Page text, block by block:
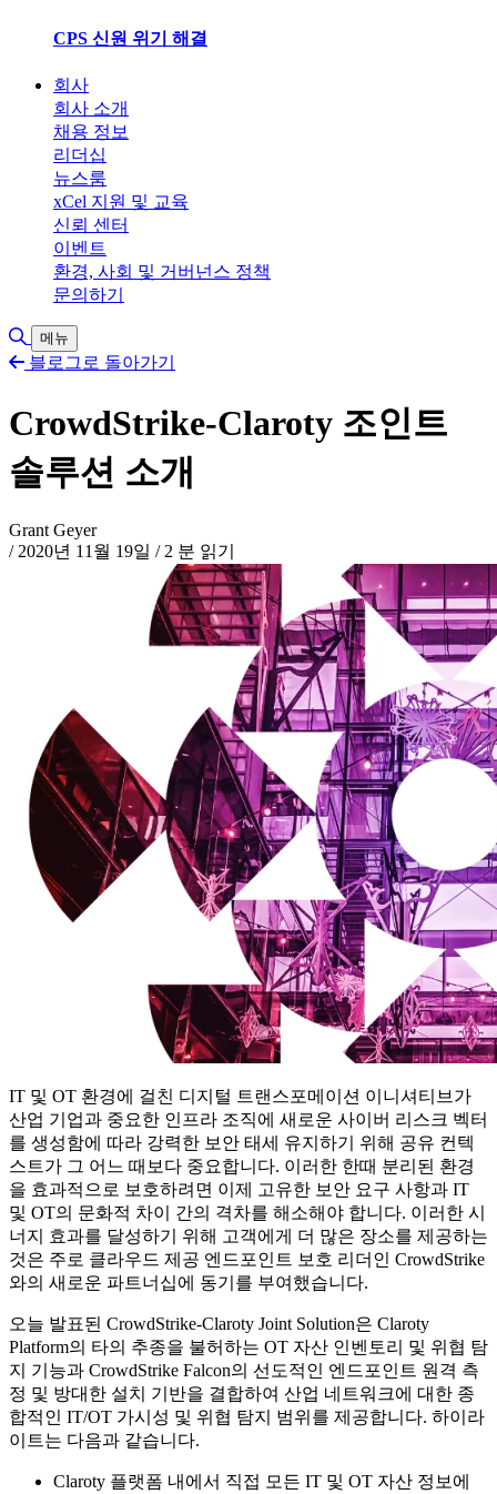
CPS 신원 위기 해결
회사
회사 소개
채용 정보
리더십
뉴스룸
xCel 지원 및 교육
신뢰 센터
이벤트
환경, 사회 및 거버넌스 정책
문의하기
검색 토글
메뉴
블로그로 돌아가기
CrowdStrike-Claroty 조인트
솔루션 소개
Grant Geyer
/ 2020년 11월 19일 /2 분 읽기
IT 및 OT 환경에 걸친 디지털 트랜스포메이션 이니셔티브가
산업 기업과 중요한 인프라 조직에 새로운 사이버 리스크 벡터
를 생성함에 따라 강력한 보안 태세 유지하기 위해 공유 컨텍
스트가 그 어느 때보다 중요합니다. 이러한 한때 분리된 환경
을 효과적으로 보호하려면 이제 고유한 보안 요구 사항과 IT
및 OT의 문화적 차이 간의 격차를 해소해야 합니다. 이러한 시
너지 효과를 달성하기 위해 고객에게 더 많은 장소를 제공하는
것은 주로 클라우드 제공 엔드포인트 보호 리더인 CrowdStrike
와의 새로운 파트너십에 동기를 부여했습니다.
오늘 발표된 CrowdStrike-Claroty Joint Solution은 Claroty
Platform의 타의 추종을 불허하는 OT 자산 인벤토리 및 위협 탐
지 기능과 CrowdStrike Falcon의 선도적인 엔드포인트 원격 측
정 및 방대한 설치 기반을 결합하여 산업 네트워크에 대한 종
합적인 IT/OT 가시성 및 위협 탐지 범위를 제공합니다. 하이라
이트는 다음과 같습니다.
Claroty 플랫폼 내에서 직접 모든 IT 및 OT 자산 정보에